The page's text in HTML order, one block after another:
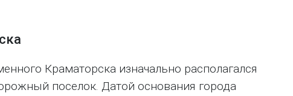
Краматорска изначально располагался
поселок. Датой основания города